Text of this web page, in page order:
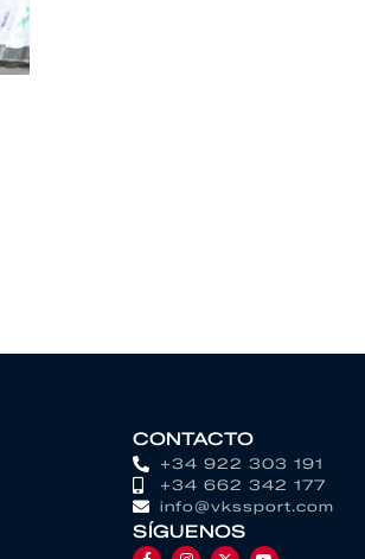
CONTACTO
+34 922 303 191
+34 662 342 177
info@vkssport.com
SÍGUENOS